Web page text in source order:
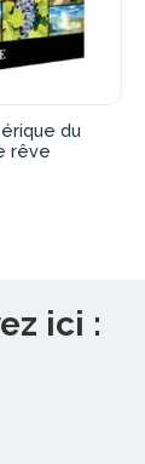
du
rêve
ici :